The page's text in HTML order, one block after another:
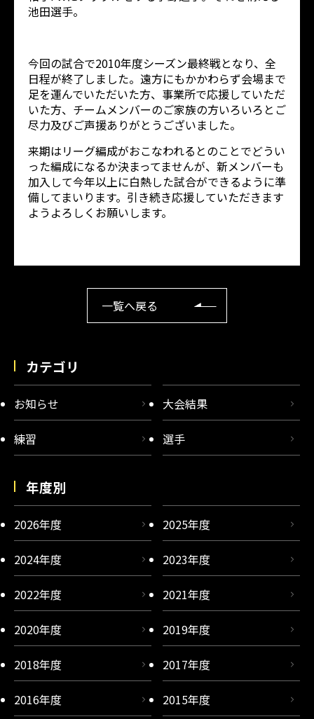
池田選手。
今回の試合で2010年度シーズン最終戦となり、全
日程が終了しました。遠方にもかかわらず会場まで
足を運んでいただいた方、事業所で応援していただ
いた方、チームメンバーのご家族の方いろいろとご
尽力及びご声援ありがとうございました。
来期はリーグ編成がおこなわれるとのことでどうい
った編成になるか決まってませんが、新メンバーも
加入して今年以上に白熱した試合ができるように準
備してまいります。引き続き応援していただきます
ようよろしくお願いします。
一覧へ戻る
カテゴリ
お知らせ 大会結果
練習 選手
年度別
2026年度 2025年度
2024年度 2023年度
2022年度 2021年度
2020年度 2019年度
2018年度 2017年度
2016年度 2015年度